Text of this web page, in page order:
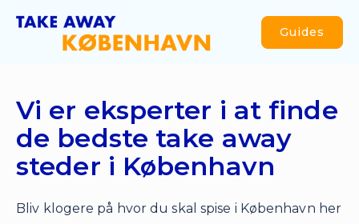
Guides
Vi er eksperter i at finde
de bedste take away
steder i København
Bliv klogere på hvor du skal spise i København her